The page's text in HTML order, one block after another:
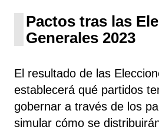
Pactos tras las
Generales 2023
El resultado de las
establecerá qué partidos
gobernar a través de los
simular cómo se